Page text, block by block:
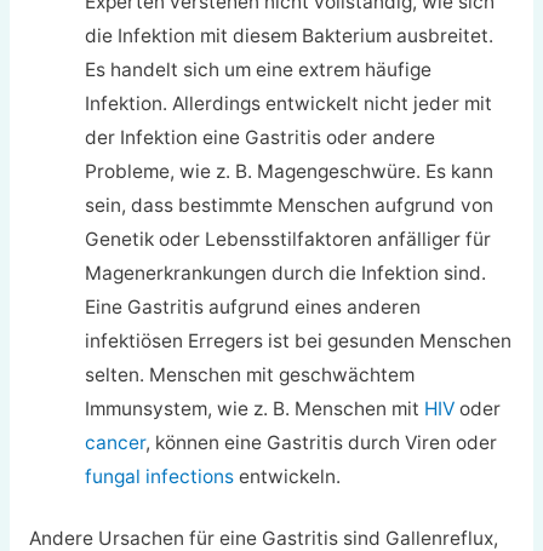
die Infektion mit diesem Bakterium ausbreitet.
Es handelt sich um eine extrem häufige
Infektion. Allerdings entwickelt nicht jeder mit
der Infektion eine Gastritis oder andere
Probleme, wie z. B. Magengeschwüre. Es kann
sein, dass bestimmte Menschen aufgrund von
Genetik oder Lebensstilfaktoren anfälliger für
Magenerkrankungen durch die Infektion sind.
Eine Gastritis aufgrund eines anderen
infektiösen Erregers ist bei gesunden Menschen
selten. Menschen mit geschwächtem
Immunsystem, wie z. B. Menschen mit HIV oder
cancer, können eine Gastritis durch Viren oder
fungal infections entwickeln.
Andere Ursachen für eine Gastritis sind Gallenreflux,